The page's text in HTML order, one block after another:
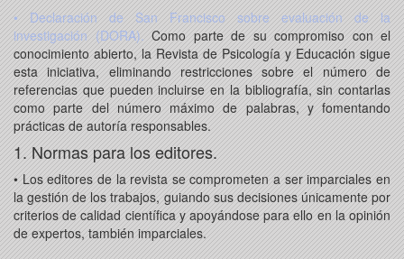
• Declaración de San Francisco sobre evaluación de la
investigación (DORA).Como parte de su compromiso con el
conocimiento abierto, la Revista de Psicología y Educación sigue
esta iniciativa, eliminando restricciones sobre el número de
referencias que pueden incluirse en la bibliografía, sin contarlas
como parte del número máximo de palabras, y fomentando
prácticas de autoría responsables.
1. Normas para los editores.
• Los editores de la revista se comprometen a ser imparciales en
la gestión de los trabajos, guiando sus decisiones únicamente por
criterios de calidad científica y apoyándose para ello en la opinión
de expertos, también imparciales.